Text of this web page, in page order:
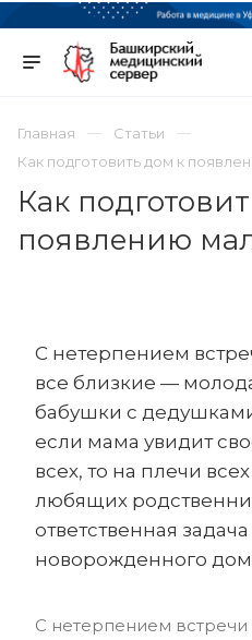
Главная
Статьи
Как подготовить дом к
Как
появлению
С нетерпением
все близкие —
бабушки с
если мама увидит
всех, то на плечи
любящих
ответственная
новорожденного
С нетерпением